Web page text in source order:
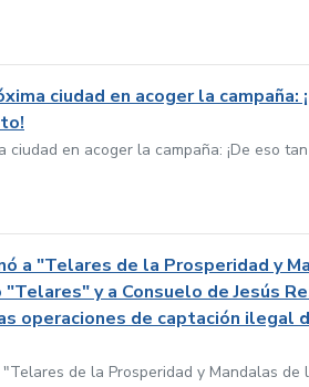
ciudad en acoger la campaña:
ciudad en acoger la campaña: ¡De eso
a "Telares de la Prosperidad y
"Telares" y a Consuelo de Jesús
operaciones de captación ilegal
de la Prosperidad y Mandalas de